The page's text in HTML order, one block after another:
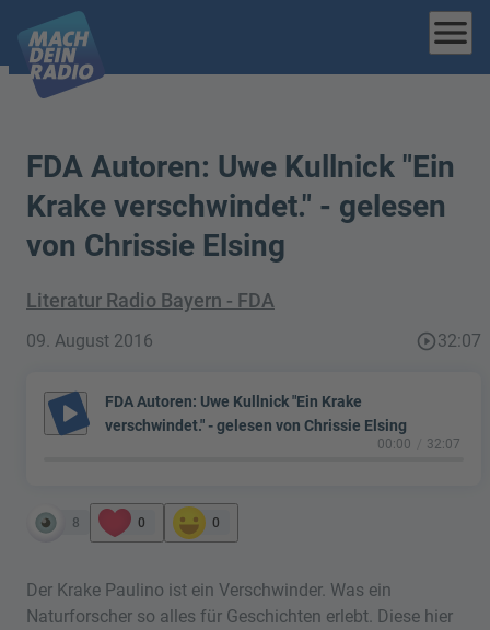
menu
FDA Autoren: Uwe Kullnick "Ein
Krake verschwindet." - gelesen
von Chrissie Elsing
Literatur Radio Bayern - FDA
09. August 2016 play_circle_outline32:07
play_arrow
FDA Autoren: Uwe Kullnick "Ein Krake
verschwindet." - gelesen von Chrissie Elsing
00:00 32:07
8 0 0
Der Krake Paulino ist ein Verschwinder. Was ein
Naturforscher so alles für Geschichten erlebt. Diese hier